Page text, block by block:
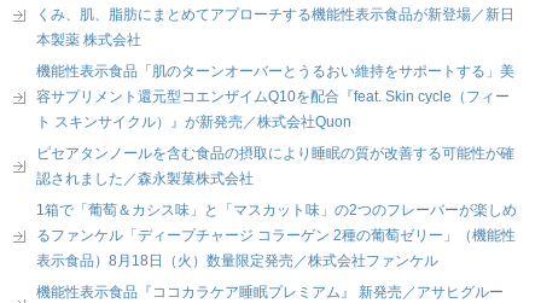
くみ、肌、脂肪にまとめてアプローチする機能性表示食品が新登場／新日
本製薬 株式会社
機能性表示食品「肌のターンオーバーとうるおい維持をサポートする」美
容サプリメント還元型コエンザイムQ10を配合『feat. Skin cycle（フィー
ト スキンサイクル）』が新発売／株式会社Quon
ピセアタンノールを含む食品の摂取により睡眠の質が改善する可能性が確
認されました／森永製菓株式会社
1箱で「葡萄＆カシス味」と「マスカット味」の2つのフレーバーが楽しめ
るファンケル「ディープチャージ コラーゲン 2種の葡萄ゼリー」（機能性
表示食品）8月18日（火）数量限定発売／株式会社ファンケル
機能性表示食品『ココカラケア睡眠プレミアム』 新発売／アサヒグルー